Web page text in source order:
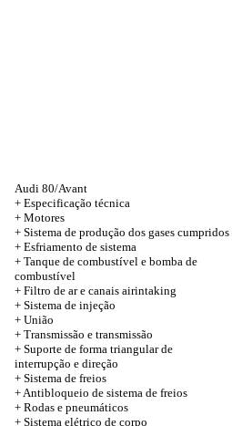
Audi 80/Avant
+ Especificação técnica
+ Motores
+ Sistema de produção dos gases cumpridos
+ Esfriamento de sistema
+ Tanque de combustível e bomba de
combustível
+ Filtro de ar e canais airintaking
+ Sistema de injeção
+ União
+ Transmissão e transmissão
+ Suporte de forma triangular de
interrupção e direção
+ Sistema de freios
+ Antibloqueio de sistema de freios
+ Rodas e pneumáticos
+ Sistema elétrico de corpo